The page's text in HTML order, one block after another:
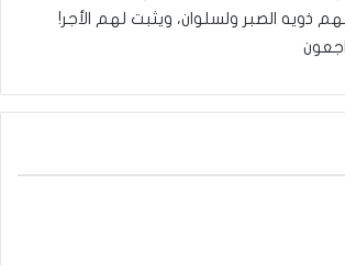
ذويه الصبر ولسلوان، ويثبت لهم الأجر!